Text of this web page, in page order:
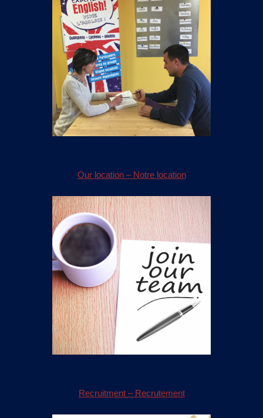
Our location – Notre location
Recruitment – Recrutement